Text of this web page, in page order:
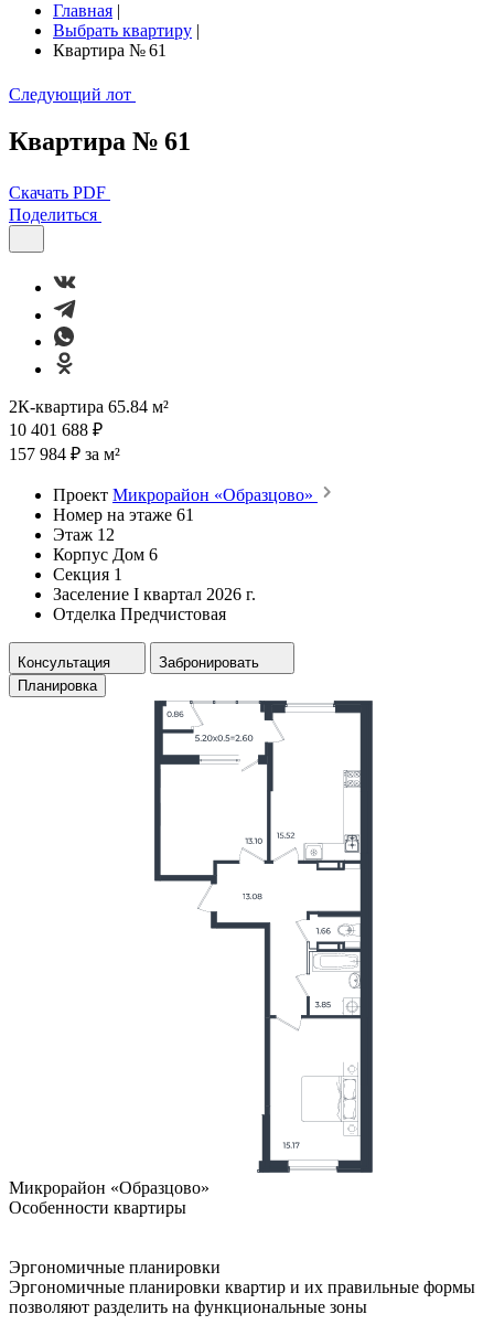
Главная |
Выбрать квартиру |
Квартира № 61
Следующий лот
Квартира № 61
Скачать PDF
Поделиться
2К-квартира 65.84 м²
10 401 688 ₽
157 984 ₽ за м²
Проект Микрорайон «Образцово»
Номер на этаже 61
Этаж 12
Корпус Дом 6
Секция 1
Заселение I квартал 2026 г.
Отделка Предчистовая
Консультация
Забронировать
Планировка
Микрорайон «Образцово»
Особенности квартиры
Эргономичные планировки
Эргономичные планировки квартир и их правильные формы
позволяют разделить на функциональные зоны